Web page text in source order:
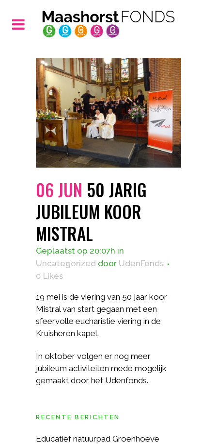
06 JUN 50 JARIG
JUBILEUM KOOR
MISTRAL
Geplaatst op 20:07h in
Uncategorized door UdenFonds
0 Likes
19 mei is de viering van 50 jaar koor
Mistral van start gegaan met een
sfeervolle eucharistie viering in de
Kruisheren kapel.
In oktober volgen er nog meer
jubileum activiteiten mede mogelijk
gemaakt door het Udenfonds.
RECENTE BERICHTEN
Educatief natuurpad Groenhoeve